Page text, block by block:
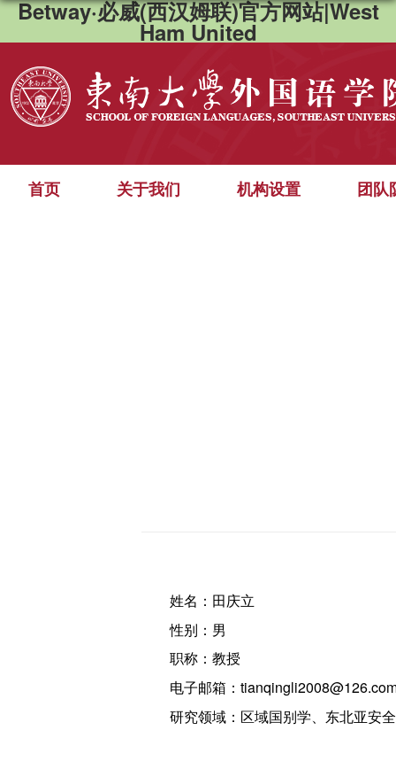
Betway·必威(西汉姆联)官方网站|West
Ham United
首页 关于我们 机构设置 团队
姓名：田庆立
性别：男
职称：教授
电子邮箱：
研究领域：区域国别学、东北亚安